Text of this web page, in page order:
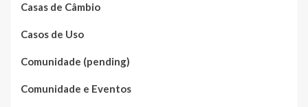
Casas de Câmbio
Casos de Uso
Comunidade (pending)
Comunidade e Eventos